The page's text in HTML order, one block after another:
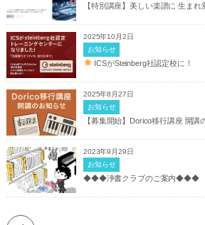
【特別講座】美しい楽譜に 生ま
2025年10月2日
お知らせ
ICSがSteinberg社認定校に！
2025年8月27日
お知らせ
【募集開始】Dorico移行講座 開
2023年9月29日
お知らせ
◆◆◆浄書クラブのご案内◆◆◆